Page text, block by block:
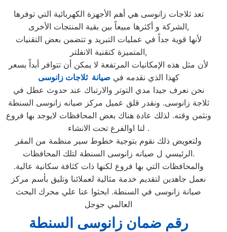
تعد ثلاجات زانوسى هي أهم الأجهزة الكهربائية التي توفرها
الشركة و أكثرها مبيعاً بين بقية المنتجات الأخرى,
لأنها قوية جداً في عمليات التبريد و تتضمن بعض التقنيات
المتميزة كتقنية الانفلتر,
لأن مثل هذه الإمكانيات المرتفعة لا يمكن أن تتوافر أبداً بسعر
كهذا الذي نقدمه في صيانة ثلاجات زانوسى
نحن نعرف جيدا مدي التوتر والارتباك عند حدوث عطل في
ثلاجة زانوسى. ونقدر قلق عميل مركز صيانه زانوسى السنطة
ونثمن وقته. لذلك عادة هناك بعض المحافظات لايوجد بها فروع
لنا اوالفرع تحت الانشاء .
ولتعويض ذلك نقوم بتوجية خطوط سير منظمة من المقر
الرئيسي ل صيانه زانوسى السنطة لتلك المحافظات.
والمحافظات التي بها فروع لكنها ذات كثافة سكانية عالية.
نعمل جاهدين لتقديم خدمة مثالية لعملائنا وتليق بأسم مركز
صيانة زانوسى في السنطة. ابحثوا عنا علي محرك البحث
العالمي جوجل
رقم ضمان زانوسى السنطة